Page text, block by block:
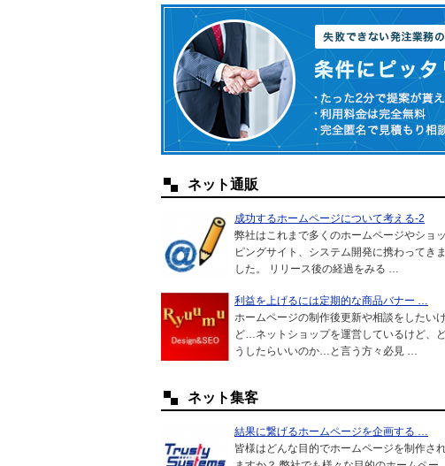
ネット通販
成功するホームページについて考える-2
弊社はこれまで多くのホームページやショッ
ピングサイト、システム開発に携わってきま
した。 リリース後の経過をみる …
利益を上げるには定期的な商品バナー …
ホームページの制作後更新や相談をしたいけ
ど…ネットショップを運営しているけど、
うしたらいいのか…と言う方々必見 …
ネット集客
結果に繋げるホームページを企画する …
皆様はどんな目的でホームページを制作さ